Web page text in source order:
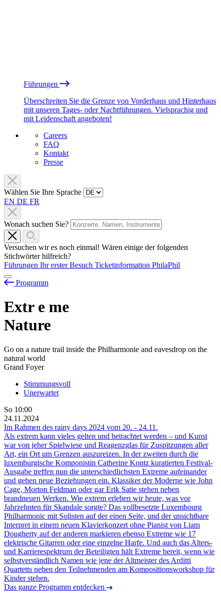
Führungen
Überschreiten Sie die Grenze von Vorderhaus und Hinterhaus
mit unseren Tages- oder Nachtführungen. Vielsprachig und
mit Leidenschaft angeboten!
Careers
FAQ
Kontakt
Presse
Wählen Sie Ihre Sprache
EN DE FR
Wonach suchen Sie?
Versuchen wir es noch einmal! Wären einige der folgenden
Stichwörter hilfreich?
Führungen Ihr erster Besuch Ticketinformation PhilaPhil
Programm
Extr e me
Nature
Go on a nature trail inside the Philharmonie and eavesdrop on the
natural world
Grand Foyer
Stimmungsvoll
Unerwartet
So 10:00
24.11.2024
Im Rahmen des rainy days 2024 vom 20. - 24.11.
Als extrem kann vieles gelten und betrachtet werden – und Kunst
war von jeher Spielwiese und Reagenzglas für Zuspitzungen aller
Art, ein Ort um Grenzen auszureizen. In der zweiten durch die
luxemburgische Komponistin Catherine Kontz kuratierten Festival-
Ausgabe treffen nun die unterschiedlichsten Extreme aufeinander
und gehen neue Beziehungen ein. Klassiker der Moderne wie John
Cage, Morton Feldman oder gar Erik Satie stehen neben
brandneuen Werken. Wie extrem erleben wir heute, was vor
Jahrzehnten für Skandale sorgte? Das vollbesetzte Luxembourg
Philharmonic mit Solisten auf der einen Seite, und der unsichtbare
Interpret in einem neuen Klavierkonzert ohne Pianist von Liam
Dougherty auf der anderen markieren ebenso Extreme wie 17
elektrische Gitarren oder eine einzelne Harfe. Und auch das Alters-
und Karrierespektrum der Beteiligten hält Extreme bereit, wenn wie
selbstverständlich Namen wie jene der Altmeister des Arditti
Quartetts neben den Teilnehmenden am Kompositionsworkshop für
Kinder stehen.
Das ganze Programm entdecken